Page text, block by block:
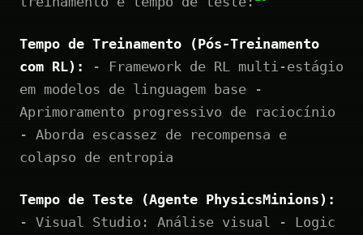
Tempo de Treinamento (Pós-Treinamento
com RL):
- Framework de RL multi-estágio
em modelos de linguagem base -
Aprimoramento progressivo de raciocínio
- Aborda escassez de recompensa e
colapso de entropia
Tempo de Teste (Agente PhysicsMinions):
- Visual Studio: Análise visual - Logic